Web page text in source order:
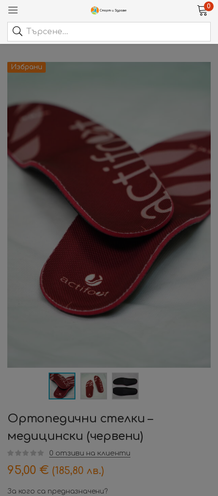
0
Избрани
Ортопедични стелки –
медицински (червени)
0 отзиви на клиенти
95,00 € (185,80 лв.)
За кого са предназначени?